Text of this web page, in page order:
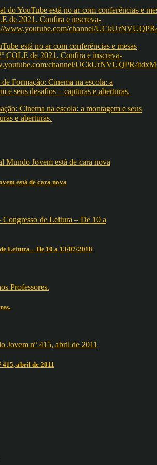
está no ar com conferências e mesas
COLE de 2021. Confira e inscreva-
channel/
Cinema na escola: a montagem e seus
e aberturas.
está de cara nova
Leitura – De 10 a 13/07/2018
abril de 2011